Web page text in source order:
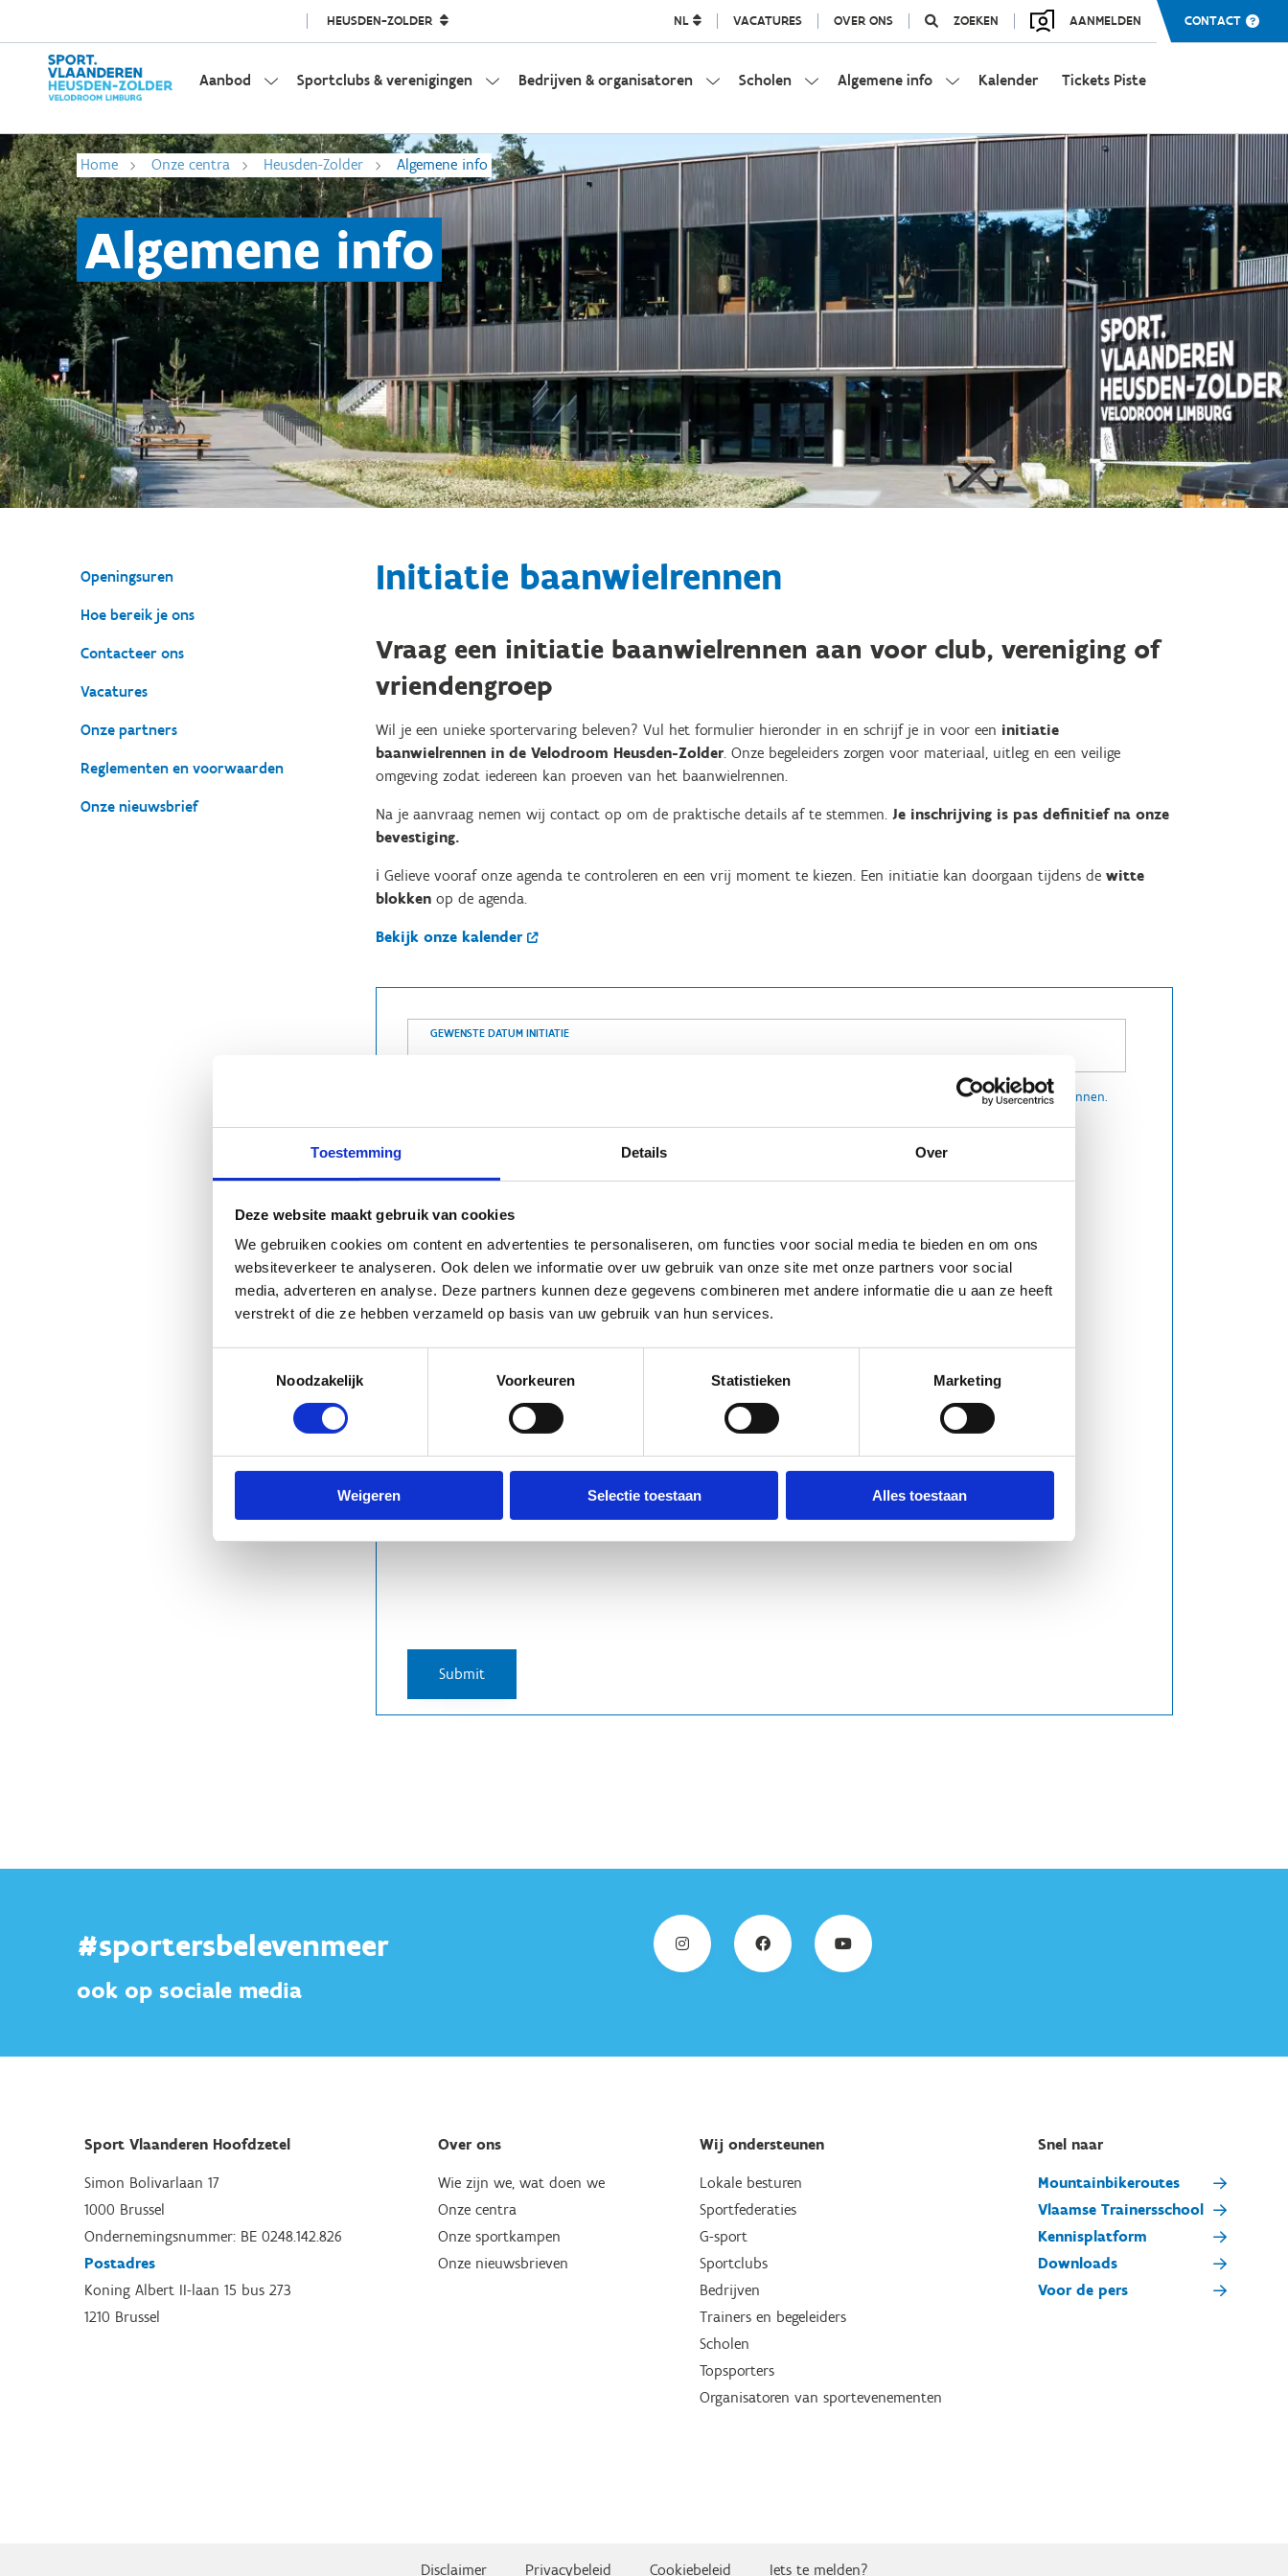
Toestemming Details Over
Deze website maakt gebruik van cookies
We gebruiken cookies om content en advertenties te personaliseren, om functies voor social media te bieden en om ons
websiteverkeer te analyseren. Ook delen we informatie over uw gebruik van onze site met onze partners voor social
media, adverteren en analyse. Deze partners kunnen deze gegevens combineren met andere informatie die u aan ze heeft
verstrekt of die ze hebben verzameld op basis van uw gebruik van hun services.
Noodzakelijk
Voorkeuren Statistieken Marketing
Weigeren Selectie toestaan Alles toestaan
HEUSDEN-ZOLDER NL VACATURES OVER ONS ZOEKEN AANMELDEN CONTACT
Aanbod Sportclubs & verenigingen Bedrijven & organisatoren Scholen Algemene info Kalender Tickets Piste
Home Onze centra Heusden-Zolder Algemene info
Algemene info
Openingsuren
Hoe bereik je ons
Contacteer ons
Vacatures
Onze partners
Reglementen en voorwaarden
Onze nieuwsbrief
Initiatie baanwielrennen
Vraag een initiatie baanwielrennen aan voor club, vereniging of
vriendengroep
Wil je een unieke sportervaring beleven? Vul het formulier hieronder in en schrijf je in voor een initiatie
baanwielrennen in de Velodroom Heusden-Zolder. Onze begeleiders zorgen voor materiaal, uitleg en een veilige
omgeving zodat iedereen kan proeven van het baanwielrennen.
Na je aanvraag nemen wij contact op om de praktische details af te stemmen. Je inschrijving is pas definitief na onze
bevestiging.
ℹ️ Gelieve vooraf onze agenda te controleren en een vrij moment te kiezen. Een initiatie kan doorgaan tijdens de witte
blokken op de agenda.
Bekijk onze kalender
GEWENSTE DATUM INITIATIE
Kijk in onze agenda op onze website. Tijdens de witte blokken is er een mogelijkheid om een initiatie in te plannen.
Yes, I give permission to store and process my data
#sportersbelevenmeer
ook op sociale media
Sport Vlaanderen Hoofdzetel
Simon Bolivarlaan 17
1000 Brussel
Ondernemingsnummer: BE 0248.142.826
Postadres
Koning Albert II-laan 15 bus 273
1210 Brussel
Over ons
Wie zijn we, wat doen we
Onze centra
Onze sportkampen
Onze nieuwsbrieven
Wij ondersteunen
Lokale besturen
Sportfederaties
G-sport
Sportclubs
Bedrijven
Trainers en begeleiders
Scholen
Topsporters
Organisatoren van sportevenementen
Snel naar
Mountainbikeroutes
Vlaamse Trainersschool
Kennisplatform
Downloads
Voor de pers
Disclaimer Privacybeleid Cookiebeleid Iets te melden?